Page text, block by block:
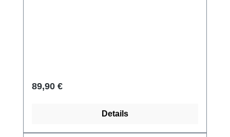
Regulärer Preis:
89,90 €
Details